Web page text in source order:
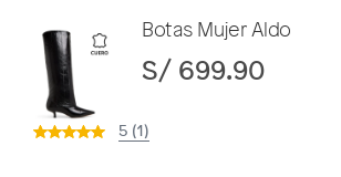
r
Botas Mujer Aldo
S/ 699.90
5 (1)